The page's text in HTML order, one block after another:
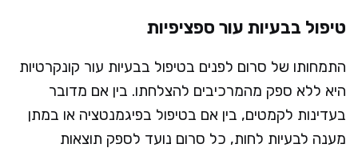
טיפול בבעיות עור ספציפיות
התמחותו של סרום לפנים בטיפול בבעיות עור קונקרטיות
היא ללא ספק מהמרכיבים להצלחתו. בין אם מדובר
בעדינות לקמטים, בין אם בטיפול בפיגמנטציה או במתן
מענה לבעיות לחות, כל סרום נועד לספק תוצאות